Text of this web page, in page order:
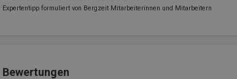
Expertentipp formuliert von Bergzeit Mitarbeiterinnen und Mitarbeitern
Bewertungen